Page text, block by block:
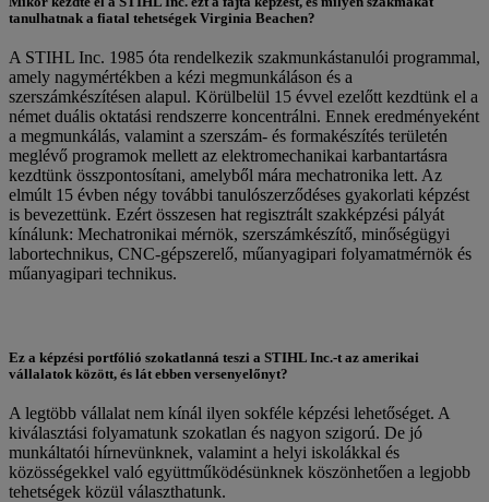
tanulhatnak a fiatal tehetségek Virginia Beachen?
A STIHL Inc. 1985 óta rendelkezik szakmunkástanulói programmal,
amely nagymértékben a kézi megmunkáláson és a
szerszámkészítésen alapul. Körülbelül 15 évvel ezelőtt kezdtünk el a
német duális oktatási rendszerre koncentrálni. Ennek eredményeként
a megmunkálás, valamint a szerszám- és formakészítés területén
meglévő programok mellett az elektromechanikai karbantartásra
kezdtünk összpontosítani, amelyből mára mechatronika lett. Az
elmúlt 15 évben négy további tanulószerződéses gyakorlati képzést
is bevezettünk. Ezért összesen hat regisztrált szakképzési pályát
kínálunk: Mechatronikai mérnök, szerszámkészítő, minőségügyi
labortechnikus, CNC-gépszerelő, műanyagipari folyamatmérnök és
műanyagipari technikus.
Ez a képzési portfólió szokatlanná teszi a STIHL Inc.-t az amerikai
vállalatok között, és lát ebben versenyelőnyt?
A legtöbb vállalat nem kínál ilyen sokféle képzési lehetőséget. A
kiválasztási folyamatunk szokatlan és nagyon szigorú. De jó
munkáltatói hírnevünknek, valamint a helyi iskolákkal és
közösségekkel való együttműködésünknek köszönhetően a legjobb
tehetségek közül választhatunk.